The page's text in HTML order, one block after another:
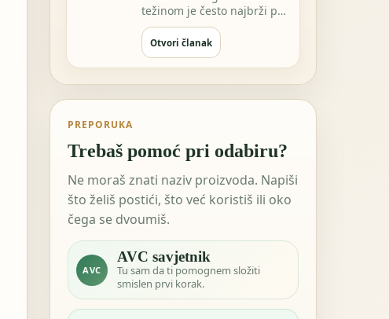
težinom je često najbrži put
do osjećaja “napravio sam
nešto…
Otvori članak
PREPORUKA
Trebaš pomoć pri odabiru?
Ne moraš znati naziv proizvoda. Napiši
što želiš postići, što već koristiš ili oko
čega se dvoumiš.
AVC
AVC savjetnik
Tu sam da ti pomognem složiti
smislen prvi korak.